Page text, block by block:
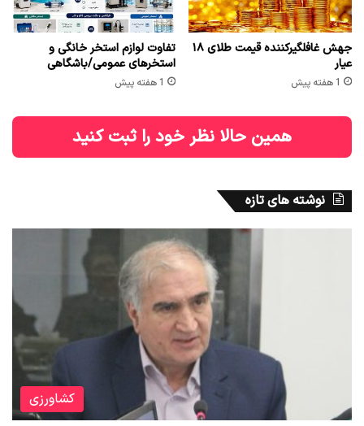
جهش غافلگیرکننده قیمت طلای ۱۸
عیار
1 هفته پیش
تفاوت لوازم استخر خانگی و
استخرهای عمومی/باشگاهی
1 هفته پیش
همین حالا نظر خود را ثبت کنید
نوشته های تازه
کشاورزی